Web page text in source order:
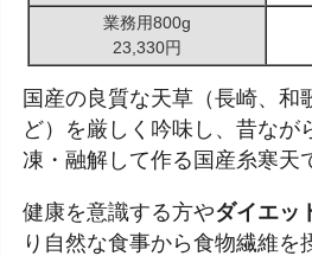
業務用800g
23,330円
国産の良質な天草（長崎、和
ど）を厳しく吟味し、昔なが
凍・融解して作る国産糸寒天
健康を意識する方やダイエッ
り自然な食事から食物繊維を